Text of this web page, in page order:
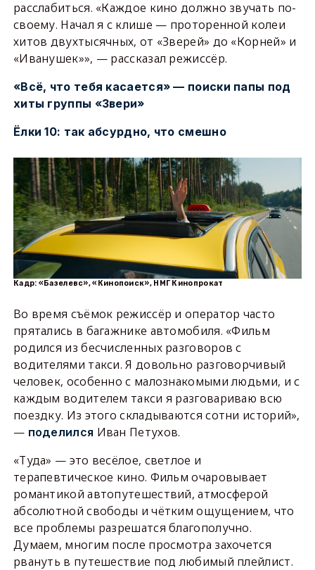
расслабиться. «Каждое кино должно звучать по-
своему. Начал я с клише — проторенной колеи
хитов двухтысячных, от «Зверей» до «Корней» и
«Иванушек»», — рассказал режиссёр.
«Всё, что тебя касается» — поиски папы под
хиты группы «Звери»
Ёлки 10: так абсурдно, что смешно
Кадр: «Базелевс», «Кинопоиск», НМГ Кинопрокат
Во время съёмок режиссёр и оператор часто
прятались в багажнике автомобиля. «Фильм
родился из бесчисленных разговоров с
водителями такси. Я довольно разговорчивый
человек, особенно с малознакомыми людьми, и с
каждым водителем такси я разговариваю всю
поездку. Из этого складываются сотни историй»,
— поделился Иван Петухов.
«Туда» — это весёлое, светлое и
терапевтическое кино. Фильм очаровывает
романтикой автопутешествий, атмосферой
абсолютной свободы и чётким ощущением, что
все проблемы разрешатся благополучно.
Думаем, многим после просмотра захочется
рвануть в путешествие под любимый плейлист.